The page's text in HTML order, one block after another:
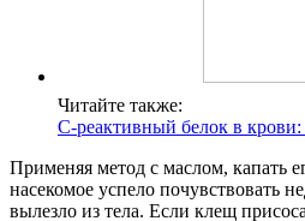
Читайте также:
С-реактивный белок в
Применяя метод с маслом, капать
насекомое успело почувствовать
вылезло из тела. Если клещ